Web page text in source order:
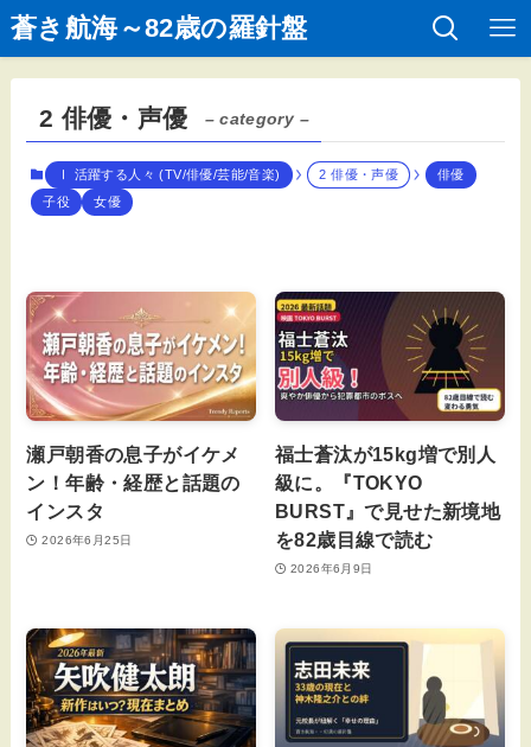
蒼き航海～82歳の羅針盤
2 俳優・声優 – category –
Ⅰ 活躍する人々 (TV/俳優/芸能/音楽) 2 俳優・声優
俳優
子役
女優
瀬戸朝香の息子がイケメ
ン！年齢・経歴と話題の
インスタ
2026年6月25日
福士蒼汰が15kg増で別人
級に。『TOKYO
BURST』で見せた新境地
を82歳目線で読む
2026年6月9日